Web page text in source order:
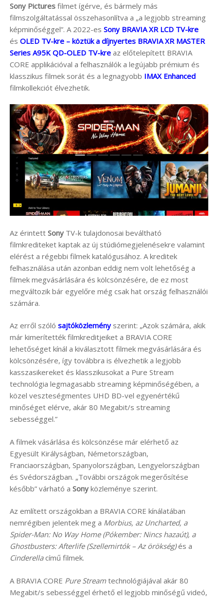
Sony Pictures filmet ígérve, és bármely más
filmszolgáltatással összehasonlítva a „a legjobb streaming
képminőséggel”. A 2022-es Sony BRAVIA XR LCD TV-kre
és OLED TV-kre – köztük a díjnyertes BRAVIA XR MASTER
Series A95K QD-OLED TV-kre az előtelepített BRAVIA
CORE applikációval a felhasználók a legújabb prémium és
klasszikus filmek sorát és a legnagyobb IMAX Enhanced
filmkollekciót élvezhetik.
Az érintett Sony TV-k tulajdonosai beváltható
filmkrediteket kaptak az új stúdiómegjelenésekre valamint
elérést a régebbi filmek katalógusához. A kreditek
felhasználása után azonban eddig nem volt lehetőség a
filmek megvásárlására és kölcsönzésére, de ez most
megváltozik bár egyelőre még csak hat ország felhasználói
számára.
Az erről szóló sajtóközleményszerint: „Azok számára, akik
már kimerítették filmkreditjeiket a BRAVIA CORE
lehetőséget kínál a kiválasztott filmek megvásárlására és
kölcsönzésére, így továbbra is élvezhetik a legjobb
kasszasikereket és klasszikusokat a Pure Stream
technológia legmagasabb streaming képminőségében, a
közel veszteségmentes UHD BD-vel egyenértékű
minőséget elérve, akár 80 Megabit/s streaming
sebességgel.”
A filmek vásárlása és kölcsönzése már elérhető az
Egyesült Királyságban, Németországban,
Franciaországban, Spanyolországban, Lengyelországban
és Svédországban. „További országok megerősítése
később” várható a Sony közleménye szerint.
Az említett országokban a BRAVIA CORE kínálatában
nemrégiben jelentek meg a Morbius, az Uncharted, a
Spider-Man: No Way Home (Pókember: Nincs hazaút), a
Ghostbusters: Afterlife (Szellemirtók – Az örökség)és a
Cinderellacímű filmek.
A BRAVIA CORE Pure Stream technológiájával akár 80
Megabit/s sebességgel érhető el legjobb minőségű videó,